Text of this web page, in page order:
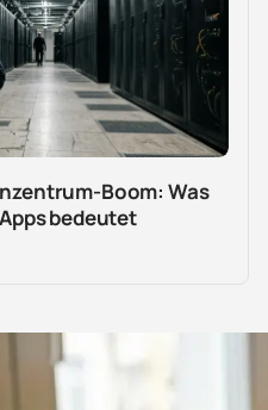
Boom: Was
bedeutet